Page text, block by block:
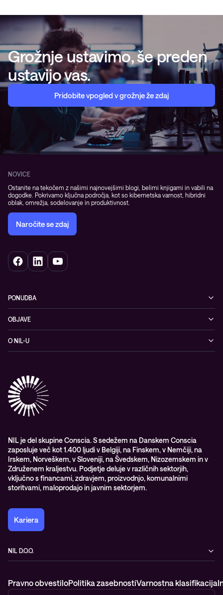
Grožnje ustavimo, še preden
ustavijo vas.
Pridobite vpogled v grožnje že zdaj
NOVICE
Ostanite na tekočem z našimi najnovejšimi blogi, belimi knjigami in vabili na
dogodke. Pokrivamo ključna področja, kot so kibernetska varnost, hibridni
oblak, omrežja, sodelovanje in produktivnost.
Naročite se zdaj
PONUDBA
Omrežje
Hibridni oblak
Izobraževanje
Upravljane IT storitve in podpora
Opazljivost
OBJAVE
Blogi
Videi
Vodiči
O NIL-U
Partnerji
Nagrade & priznanja industrije
WORK@NIL
Študenti
Trajnost in družbena odgovornost
NIL je del skupine Conscia. S sedežem na Danskem Conscia
zaposluje več kot 1.400 ljudi v Belgiji, na Finskem, v Nemčiji, na
Irskem, Norveškem, v Sloveniji, na Švedskem, Nizozemskem in v
Združenem kraljestvu. Podjetje deluje v različnih sektorjih,
vključno s financami, zdravjem, proizvodnjo, komunalnimi
storitvami, maloprodajo in javnim sektorjem.
Kariera
NIL D.O.O.
Slovenija
Pravno obvestiloPolitika zasebnostiVarnostna klasifikacija